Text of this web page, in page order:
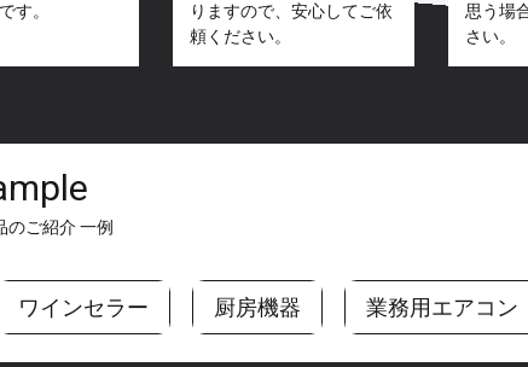
す。
りますので、安心してご依
頼ください。
思う場
さい。
のご紹介 一例
ワインセラー 厨房機器 業務用エアコン